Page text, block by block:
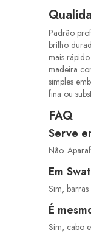
Padrão
brilho
mais
madeira
simples
fina ou
FAQ
Serve
Não.
Em
Sim, barras
É
Sim, cabo